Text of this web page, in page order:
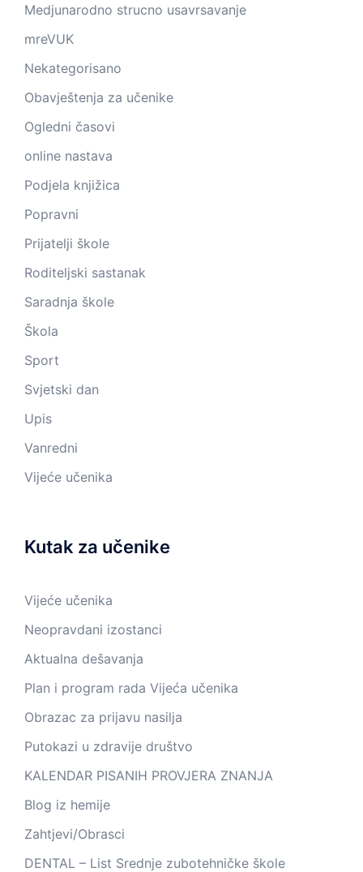
Medjunarodno strucno usavrsavanje
mreVUK
Nekategorisano
Obavještenja za učenike
Ogledni časovi
online nastava
Podjela knjižica
Popravni
Prijatelji škole
Roditeljski sastanak
Saradnja škole
Škola
Sport
Svjetski dan
Upis
Vanredni
Vijeće učenika
Kutak za učenike
Vijeće učenika
Neopravdani izostanci
Aktualna dešavanja
Plan i program rada Vijeća učenika
Obrazac za prijavu nasilja
Putokazi u zdravije društvo
KALENDAR PISANIH PROVJERA ZNANJA
Blog iz hemije
Zahtjevi/Obrasci
DENTAL – List Srednje zubotehničke škole